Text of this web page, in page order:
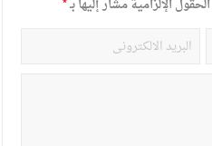
الحقول الإلزامية مشار إليها بـ*